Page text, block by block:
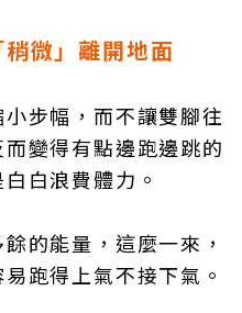
微」離開地面
步幅，而不讓雙腳往
變得有點邊跑邊跳的
白浪費體力。
的能量，這麼一來，
跑得上氣不接下氣。